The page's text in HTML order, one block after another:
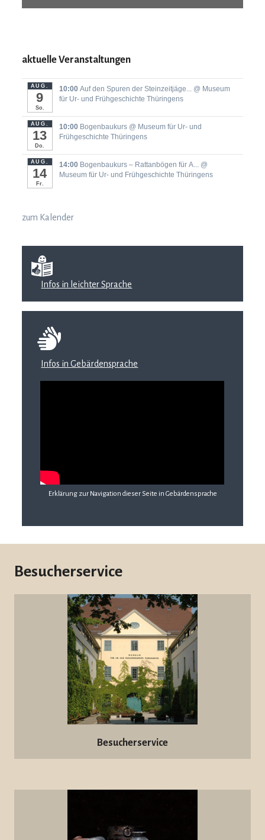
aktuelle Veranstaltungen
AUG.
9
So.
10:00 Auf den Spuren der Steinzeitjäge... @ Museum
für Ur- und Frühgeschichte Thüringens
AUG.
13
Do.
10:00 Bogenbaukurs @ Museum für Ur- und
Frühgeschichte Thüringens
AUG.
14
Fr.
14:00 Bogenbaukurs ‒ Rattanbögen für A... @
Museum für Ur- und Frühgeschichte Thüringens
zum Kalender
Infos in leichter Sprache
Infos in Gebärdensprache
Erklärung zur Navigation dieser Seite in Gebärdensprache
Besucherservice
Besucherservice